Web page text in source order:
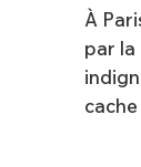
À
par la